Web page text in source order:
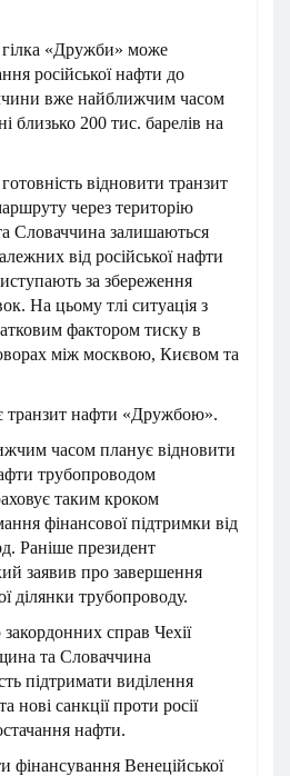
«Дружби» може
російської нафти до
вже найближчим часом
близько 200 тис. барелів на
відновити транзит
через територію
Словаччина залишаються
від російської нафти
за збереження
На цьому тлі ситуація з
фактором тиску в
між москвою, Києвом та
транзит нафти «Дружбою».
часом планує відновити
трубопроводом
таким кроком
фінансової підтримки від
Раніше президент
заявив про завершення
ділянки трубопроводу.
справ Чехії
та Словаччина
підтримати виділення
нові санкції проти росії
нафти.
Венеційської